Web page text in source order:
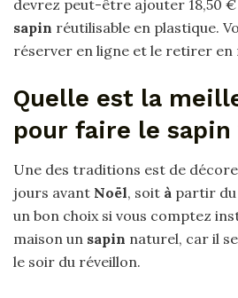
devrez peut-être ajouter 18,50
sapin réutilisable en plastique.
réserver en ligne et le retirer en
Quelle est la
pour faire le sapin
Une des traditions est de
jours avant Noël, soit à partir du
un bon choix si vous comptez
maison un sapin naturel, car il
le soir du réveillon.